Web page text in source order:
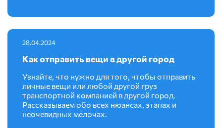
28.04.2024
Как отправить вещи в другой город
Узнайте, что нужно для того, чтобы отправить
личные вещи или любой другой груз
транспортной компанией в другой город.
Рассказываем обо всех нюансах, этапах и
неочевидных мелочах.